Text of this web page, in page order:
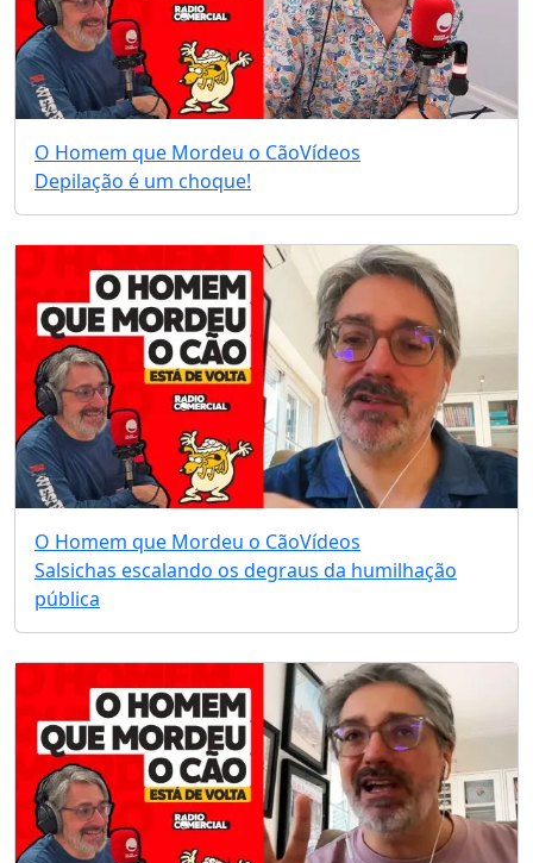
O Homem que Mordeu o CãoVídeos
Depilação é um choque!
O Homem que Mordeu o CãoVídeos
Salsichas escalando os degraus da humilhação
pública